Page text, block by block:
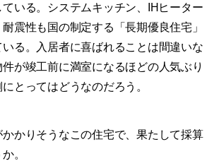
いる。システムキッチン、IHヒーター
震性も国の制定する「長期優良住宅」
る。入居者に喜ばれることは間違いな
件が竣工前に満室になるほどの人気ぶり
とってはどうなのだろう。
かりそうなこの住宅で、果たして採算
。